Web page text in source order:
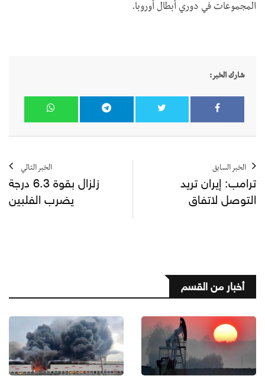
المجموعات في دوري أبطال أوروبا.
شارك الخبر:
الخبر السابق
ترامب: إيران تريد
التوصل لاتفاق
الخبر التالي
زلزال بقوة 6.3 درجة
يضرب الفلبين
أخبار من القسم